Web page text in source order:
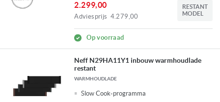
2.299,00
Adviesprijs 4.279,00
RESTANT
MODEL
Op voorraad
Neff N29HA11Y1 inbouw warmhoudlade
restant
WARMHOUDLADE
Slow Cook-programma